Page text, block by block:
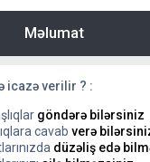
Məlumat
icazə verilir ? :
göndərə bilərsiniz
cavab verə
düzəliş edə